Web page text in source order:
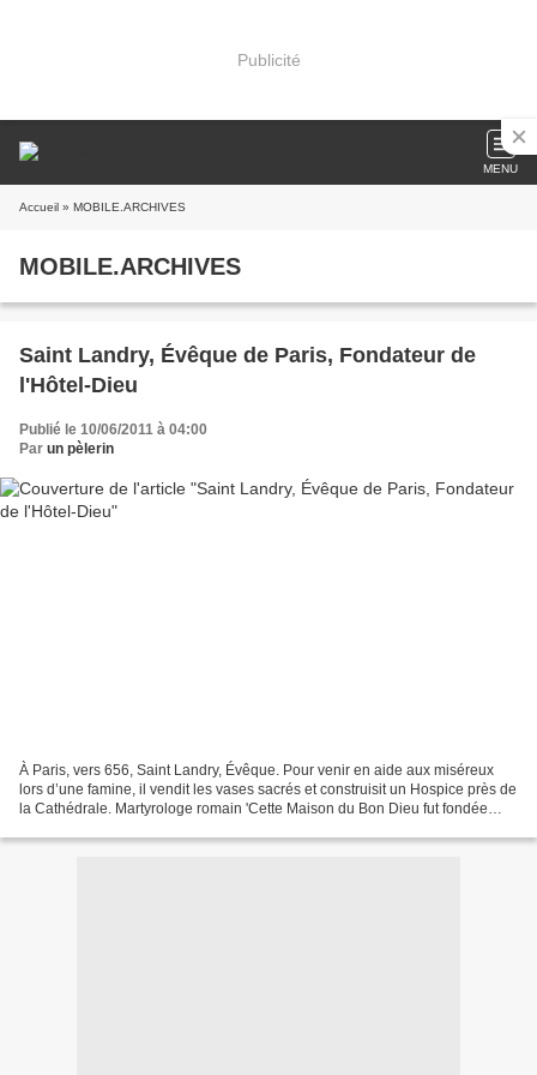
Publicité
MENU
Accueil » MOBILE.ARCHIVES
MOBILE.ARCHIVES
Saint Landry, Évêque de Paris, Fondateur de
l'Hôtel-Dieu
Publié le 10/06/2011 à 04:00
Par un pèlerin
À Paris, vers 656, Saint Landry, Évêque. Pour venir en aide aux miséreux
lors d’une famine, il vendit les vases sacrés et construisit un Hospice près de
la Cathédrale. Martyrologe romain 'Cette Maison du Bon Dieu fut fondée